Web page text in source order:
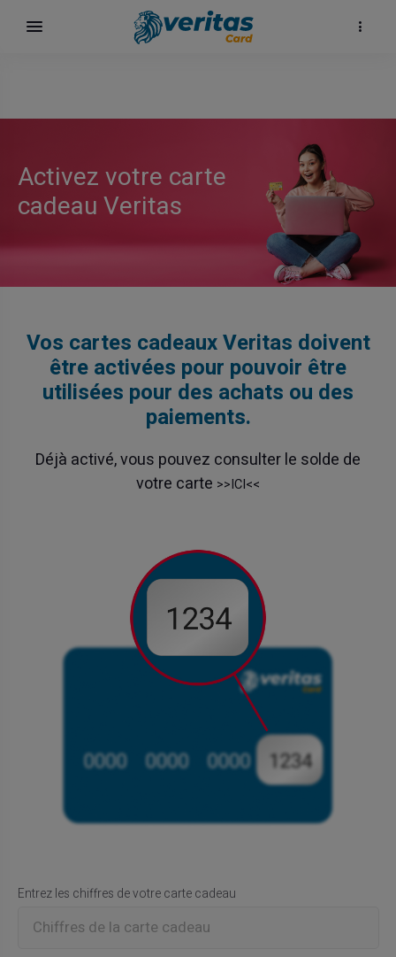
Activez votre carte
cadeau Veritas
Vos cartes cadeaux Veritas doivent
être activées pour pouvoir être
utilisées pour des achats ou des
paiements.
Déjà activé, vous pouvez consulter le solde de
votre carte >>ICI<<
Entrez les chiffres de votre carte cadeau